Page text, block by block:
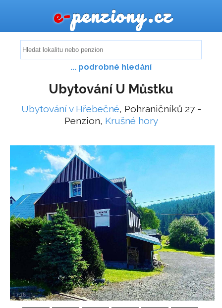
e-penziony.cz
... podrobné hledání
Ubytování U Můstku
Ubytování v Hřebečné, Pohraničníků 27 -
Penzion, Krušné hory
1/16